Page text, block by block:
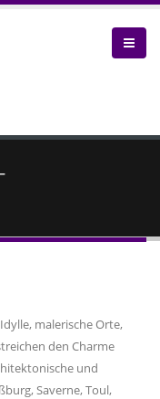
malerische Orte,
den Charme
und
Saverne, Toul,